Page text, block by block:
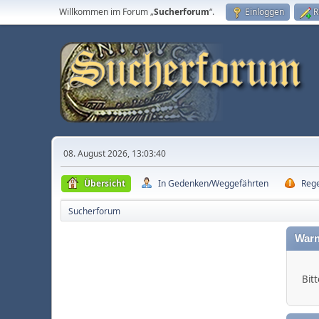
Willkommen im Forum „Sucherforum“. Einloggen
08. August 2026, 13:03:40
Übersicht In Gedenken/Weggefährten
Sucherforum